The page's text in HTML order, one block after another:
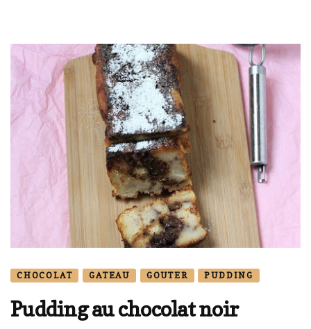
CHOCOLAT GATEAU GOUTER PUDDING
Pudding au chocolat noir